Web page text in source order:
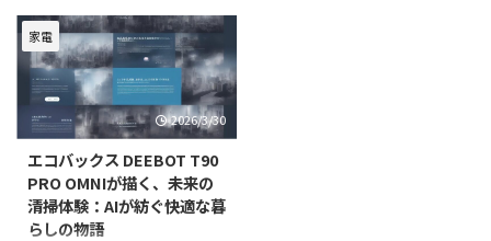
家電
2026/3/30
エコバックス DEEBOT T90
PRO OMNIが描く、未来の
清掃体験：AIが紡ぐ快適な暮
らしの物語